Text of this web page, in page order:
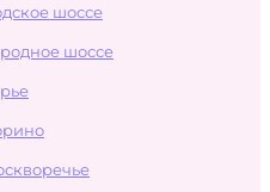
шоссе
шоссе